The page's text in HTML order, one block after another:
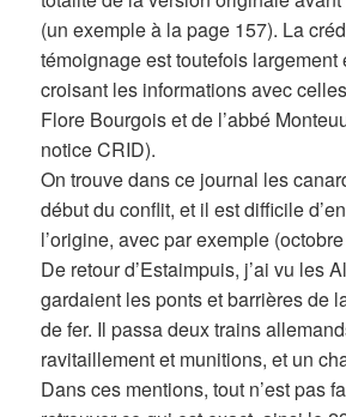
(un exemple à la page 157). La
témoignage est toutefois largement
croisant les informations avec
Flore Bourgois et de l’abbé
notice CRID).
On trouve dans ce journal les
début du conflit, et il est difficile
l’origine, avec par exemple
De retour d’Estaimpuis, j’ai vu les
gardaient les ponts et barrières de
de fer. Il passa deux trains
ravitaillement et munitions, et un
Dans ces mentions, tout n’est pas